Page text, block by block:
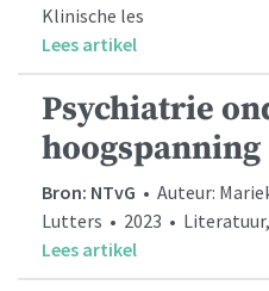
Klinische les
Lees artikel
Psychiatrie
Bron: NTvG • Auteur:
Lutters • 2023 •
Lees artikel